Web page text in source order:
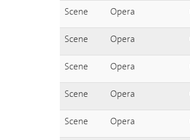
Scene Opera
Scene Opera
Scene Opera
Scene Opera
Scene Opera